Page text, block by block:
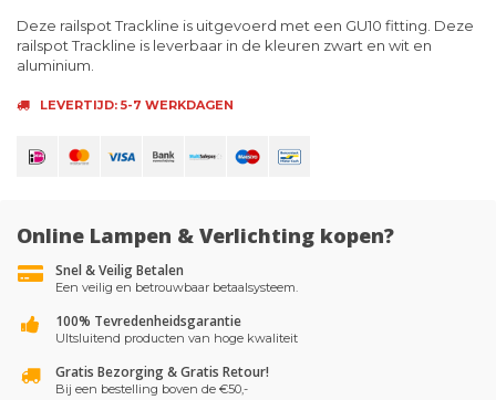
Deze railspot Trackline is uitgevoerd met een GU10 fitting. Deze
railspot Trackline is leverbaar in de kleuren zwart en wit en
aluminium.
LEVERTIJD: 5-7 WERKDAGEN
Online Lampen & Verlichting kopen?
Snel & Veilig Betalen
Een veilig en betrouwbaar betaalsysteem.
100% Tevredenheidsgarantie
UItsluitend producten van hoge kwaliteit
Gratis Bezorging & Gratis Retour!
Bij een bestelling boven de €50,-